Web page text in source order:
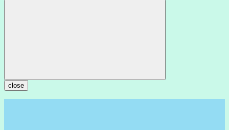
close